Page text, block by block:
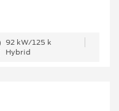
92 kW/125 k
Hybrid